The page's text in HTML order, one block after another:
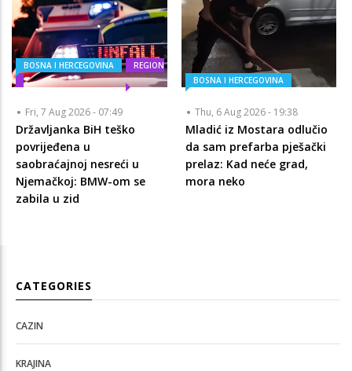
BOSNA I HERCEGOVINA REGION
Fri, 7 Aug 2026 - 07:49
Državljanka BiH teško
povrijeđena u
saobraćajnoj nesreći u
Njemačkoj: BMW-om se
zabila u zid
BOSNA I HERCEGOVINA
Thu, 6 Aug 2026 - 19:38
Mladić iz Mostara odlučio
da sam prefarba pješački
prelaz: Kad neće grad,
mora neko
CATEGORIES
CAZIN
KRAJINA